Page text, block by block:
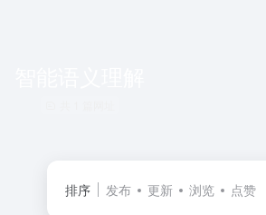
排序 发布 更新 浏览 点赞